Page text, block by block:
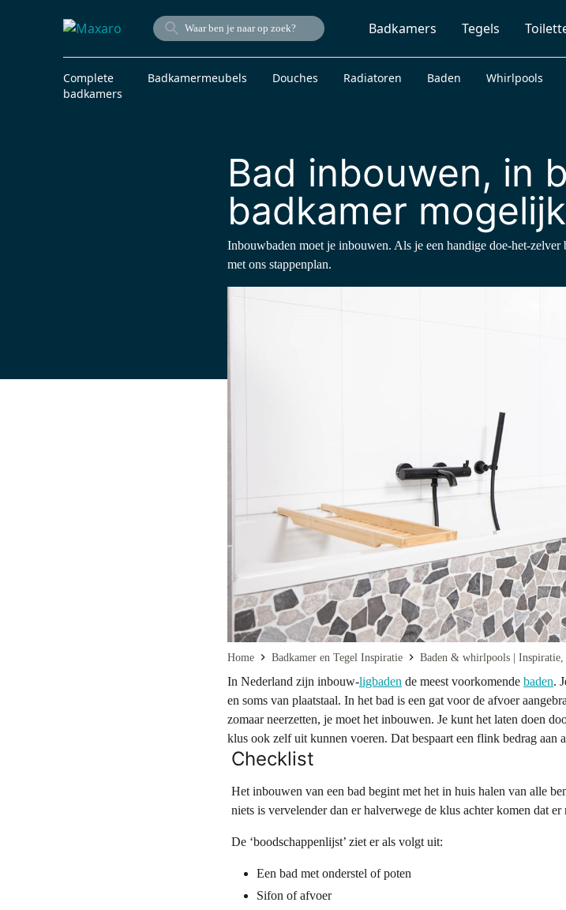
Badkamers Tegels
Complete
badkamers
Badkamermeubels Douches Radiatoren Baden Whirlpools
Bad inbouwen, in
badkamer mogelijk
Inbouwbaden moet je inbouwen. Als je een handige doe-het-
met ons stappenplan.
Home Badkamer en Tegel Inspiratie Baden & whirlpools |
In Nederland zijn inbouw-ligbaden de meest voorkomende baden.
en soms van plaatstaal. In het bad is een gat voor de afvoer
zomaar neerzetten, je moet het inbouwen. Je kunt het laten doen
klus ook zelf uit kunnen voeren. Dat bespaart een flink bedrag aan
Checklist
Het inbouwen van een bad begint met het in huis halen van alle
niets is vervelender dan er halverwege de klus achter komen dat
De ‘boodschappenlijst’ ziet er als volgt uit:
Een bad met onderstel of poten
Sifon of afvoer